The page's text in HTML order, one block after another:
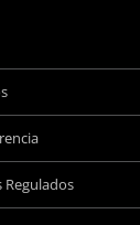
Regulados